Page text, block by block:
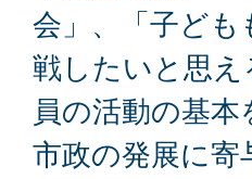
会」、「子ども
戦したいと思
員の活動の基
市政の発展に